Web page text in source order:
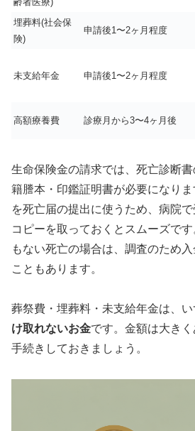
埋葬料(社会保
険)
申請後1〜2ヶ月程度
未支給年金 申請後1〜2ヶ月程度
高額療養費 診療月から3〜4ヶ月後
生命保険金の請求では、死亡診断
籍謄本・印鑑証明書が必要になり
を死亡届の提出に使うため、病院
コピーを取っておくとスムーズで
もない死亡の場合は、調査のため
こともあります。
葬祭費・埋葬料・未支給年金は、い
け取れないお金です。金額は大き
手続きしておきましょう。